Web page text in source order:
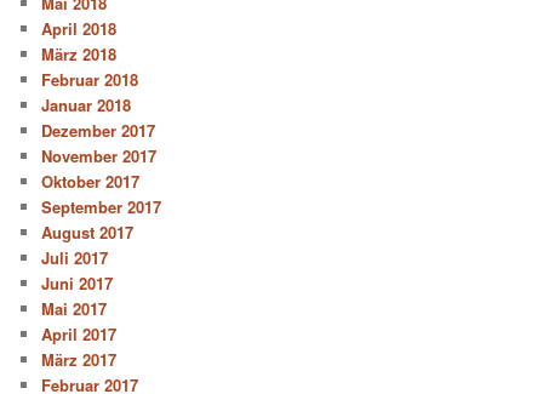
April 2018
März 2018
Februar 2018
Januar 2018
Dezember 2017
November 2017
Oktober 2017
September 2017
August 2017
Juli 2017
Juni 2017
Mai 2017
April 2017
März 2017
Februar 2017